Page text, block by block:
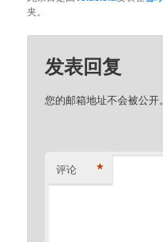
夹。
发表回复
您的邮箱地址不会被公开。
评论 *